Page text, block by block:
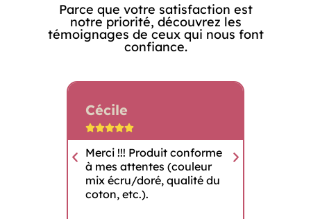
Parce que votre satisfaction est
notre priorité, découvrez les
témoignages de ceux qui nous font
confiance.
Cécile

Merci !!! Produit conforme
à mes attentes (couleur
mix écru/doré, qualité du
coton, etc.).